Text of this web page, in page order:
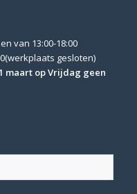
van 13:00-18:00
gesloten)
maart op Vrijdag geen